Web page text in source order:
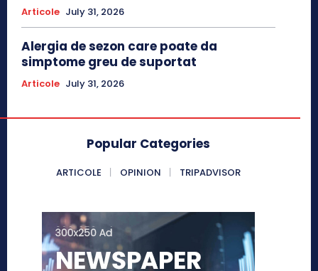
Articole July 31, 2026
Alergia de sezon care poate da
simptome greu de suportat
Articole July 31, 2026
Popular Categories
ARTICOLE OPINION TRIPADVISOR